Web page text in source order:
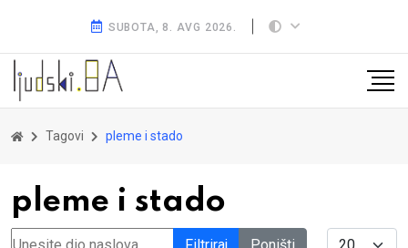
SUBOTA, 8. AVG 2026.
Tagovi pleme i stado
pleme i stado
Unesite dio naslova Display #